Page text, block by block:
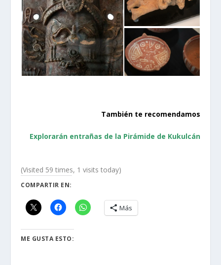
También te recomendamos
Explorarán entrañas de la Pirámide de Kukulcán
(Visited 59 times, 1 visits today)
COMPARTIR EN:
Más
ME GUSTA ESTO: